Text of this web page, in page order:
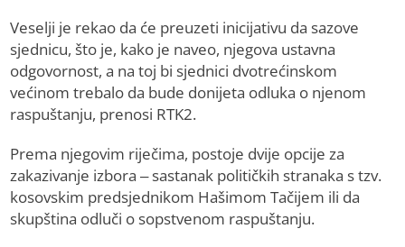
Veselji je rekao da će preuzeti inicijativu da sazove
sjednicu, što je, kako je naveo, njegova ustavna
odgovornost, a na toj bi sjednici dvotrećinskom
većinom trebalo da bude donijeta odluka o njenom
raspuštanju, prenosi RTK2.
Prema njegovim riječima, postoje dvije opcije za
zakazivanje izbora – sastanak političkih stranaka s tzv.
kosovskim predsjednikom Hašimom Tačijem ili da
skupština odluči o sopstvenom raspuštanju.